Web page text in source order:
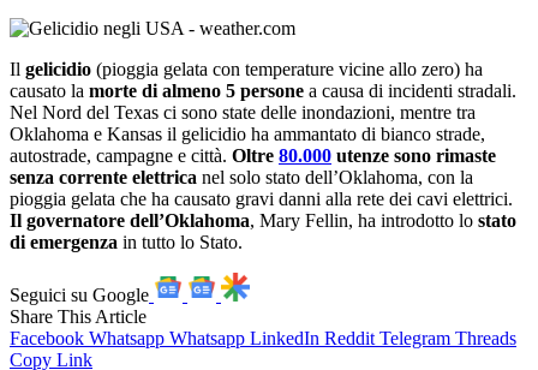
Il gelicidio (pioggia gelata con temperature vicine allo zero) ha
causato la morte di almeno 5 persone a causa di incidenti stradali.
Nel Nord del Texas ci sono state delle inondazioni, mentre tra
Oklahoma e Kansas il gelicidio ha ammantato di bianco strade,
autostrade, campagne e città. Oltre 80.000 utenze sono rimaste
senza corrente elettrica nel solo stato dell’Oklahoma, con la
pioggia gelata che ha causato gravi danni alla rete dei cavi elettrici.
Il governatore dell’Oklahoma, Mary Fellin, ha introdotto lo stato
di emergenza in tutto lo Stato.
Seguici su Google
Share This Article
Facebook Whatsapp Whatsapp LinkedIn Reddit Telegram Threads
Copy Link